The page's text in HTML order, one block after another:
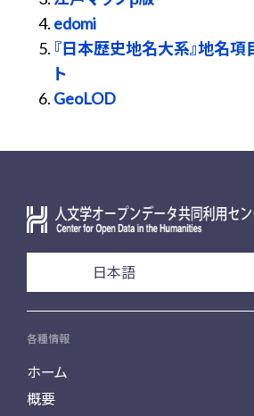
edomi
『日本歴史地名大系』地名項
ト
GeoLOD
日本語
各種情報
ホーム
概要